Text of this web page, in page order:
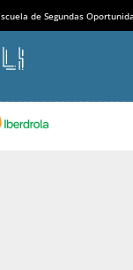
de Segundas